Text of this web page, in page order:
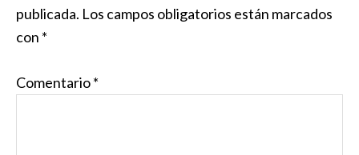
publicada. Los campos obligatorios están marcados
con *
Comentario*